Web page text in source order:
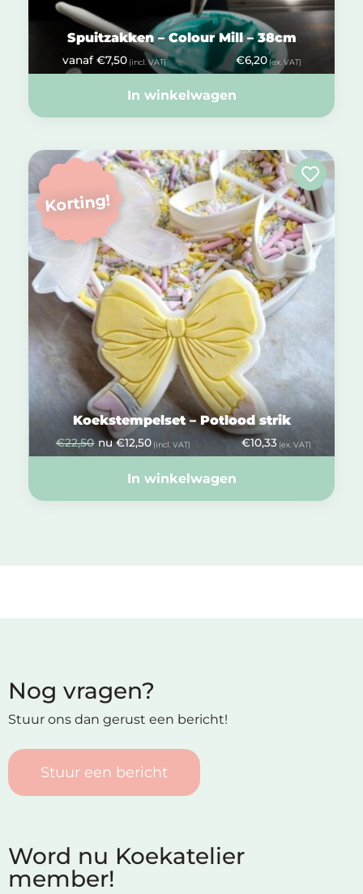
Spuitzakken – Colour Mill – 38cm
vanaf €7,50 (incl. VAT) €6,20 (ex. VAT)
In winkelwagen
Korting!
Koekstempelset – Potlood strik
€22,50 nu €12,50 (incl. VAT) €10,33(ex. VAT)
In winkelwagen
Nog vragen?
Stuur ons dan gerust een bericht!
Stuur een bericht
Word nu Koekatelier
member!